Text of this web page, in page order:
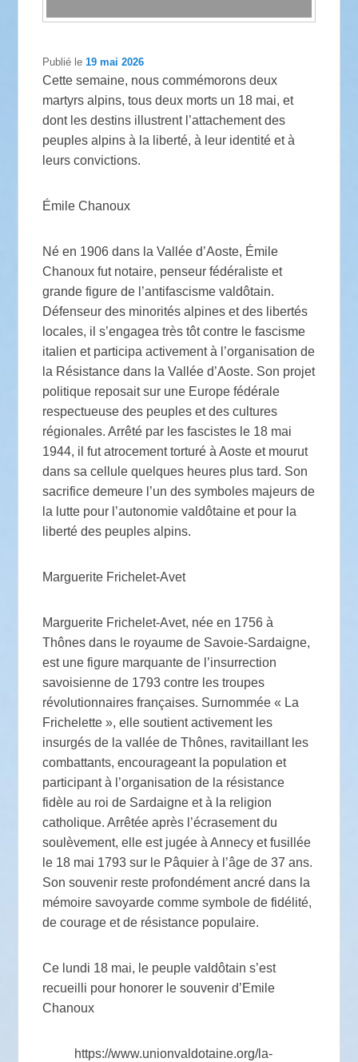
Publié le19 mai 2026
Cette semaine, nous commémorons deux
martyrs alpins, tous deux morts un 18 mai, et
dont les destins illustrent l’attachement des
peuples alpins à la liberté, à leur identité et à
leurs convictions.
Émile Chanoux
Né en 1906 dans la Vallée d’Aoste, Émile
Chanoux fut notaire, penseur fédéraliste et
grande figure de l’antifascisme valdôtain.
Défenseur des minorités alpines et des libertés
locales, il s’engagea très tôt contre le fascisme
italien et participa activement à l’organisation de
la Résistance dans la Vallée d’Aoste. Son projet
politique reposait sur une Europe fédérale
respectueuse des peuples et des cultures
régionales. Arrêté par les fascistes le 18 mai
1944, il fut atrocement torturé à Aoste et mourut
dans sa cellule quelques heures plus tard. Son
sacrifice demeure l’un des symboles majeurs de
la lutte pour l’autonomie valdôtaine et pour la
liberté des peuples alpins.
Marguerite Frichelet-Avet
Marguerite Frichelet-Avet, née en 1756 à
Thônes dans le royaume de Savoie-Sardaigne,
est une figure marquante de l’insurrection
savoisienne de 1793 contre les troupes
révolutionnaires françaises. Surnommée « La
Frichelette », elle soutient activement les
insurgés de la vallée de Thônes, ravitaillant les
combattants, encourageant la population et
participant à l’organisation de la résistance
fidèle au roi de Sardaigne et à la religion
catholique. Arrêtée après l’écrasement du
soulèvement, elle est jugée à Annecy et fusillée
le 18 mai 1793 sur le Pâquier à l’âge de 37 ans.
Son souvenir reste profondément ancré dans la
mémoire savoyarde comme symbole de fidélité,
de courage et de résistance populaire.
Ce lundi 18 mai, le peuple valdôtain s’est
recueilli pour honorer le souvenir d’Emile
Chanoux
https://www.unionvaldotaine.org/la-